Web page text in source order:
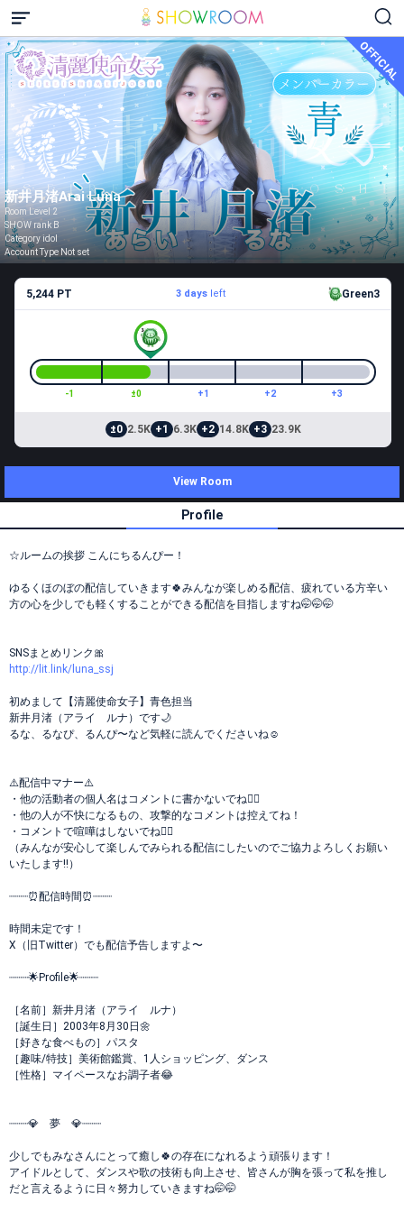
OFFICIAL
新井月渚Arai Luna
Room Level 2
SHOW rank B
Category idol
Account Type Not set
5,244 PT 3 daysleft Green3
-1 ±0 +1 +2 +3
±0 2.5K +1 6.3K +2 14.8K +3 23.9K
View Room
Profile
☆ルームの挨拶 こんにちるんぴー！
ゆるくほのぼの配信していきます🍀みんなが楽しめる配信、疲れている方辛い
方の心を少しでも軽くすることができる配信を目指しますね🤭🤭🤭
SNSまとめリンク🎀
http://lit.link/luna_ssj
初めまして【清麗使命女子】青色担当
新井月渚（アライ ルナ）です🌙
るな、るなぴ、るんぴ〜など気軽に読んでくださいね☺︎
⚠️配信中マナー⚠️
・他の活動者の個人名はコメントに書かないでね🙇‍♀️
・他の人が不快になるもの、攻撃的なコメントは控えてね！
・コメントで喧嘩はしないでね🙅‍♀️
（みんなが安心して楽しんでみられる配信にしたいのでご協力よろしくお願い
いたします!!）
┈┈┈⏰配信時間⏰┈┈┈
時間未定です！
X（旧Twitter）でも配信予告しますよ〜
┈┈┈🌟Profile🌟┈┈┈
［名前］新井月渚（アライ ルナ）
［誕生日］2003年8月30日🌼
［好きな食べもの］パスタ
［趣味/特技］美術館鑑賞、1人ショッピング、ダンス
［性格］マイペースなお調子者😂
┈┈┈💎 夢 💎┈┈┈
少しでもみなさんにとって癒し🍀の存在になれるよう頑張ります！
アイドルとして、ダンスや歌の技術も向上させ、皆さんが胸を張って私を推し
だと言えるように日々努力していきますね🤭🤭